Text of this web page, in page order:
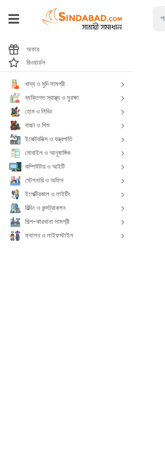
অফার
রিওয়ার্ডস
খাদ্য ও মুদি সামগ্রী
ব্যক্তিগত স্বাস্থ্য ও সুরক্ষা
হোম ও লিভিং
বাচ্চা ও শিশু
ইলেক্ট্রনিক্স ও যন্ত্রপাতি
মোবাইল ও আনুষাঙ্গিক
কম্পিউটার ও আইটি
স্টেশনারি ও অফিস
ইলেক্ট্রিকাল ও লাইটিং
বিল্ডিং ও কন্সট্রাকশন
শিল্প-কারখানা সামগ্রী
ফ্যাশন ও লাইফস্টাইল